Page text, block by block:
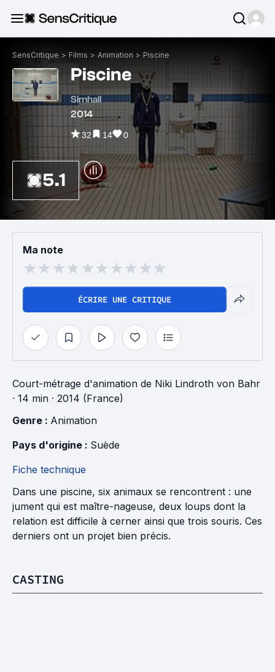
SensCritique > Films > Animation > Piscine
Piscine
Simhall
2014
32 14 0
5.1
Ma note
ÉCRIRE UNE CRITIQUE
Court-métrage d'animation de Niki Lindroth von Bahr
· 14 min · 2014 (France)
Genre : Animation
Pays d'origine : Suède
Fiche technique
Dans une piscine, six animaux se rencontrent : une
jument qui est maître-nageuse, deux loups dont la
relation est difficile à cerner ainsi que trois souris. Ces
derniers ont un projet bien précis.
CASTING